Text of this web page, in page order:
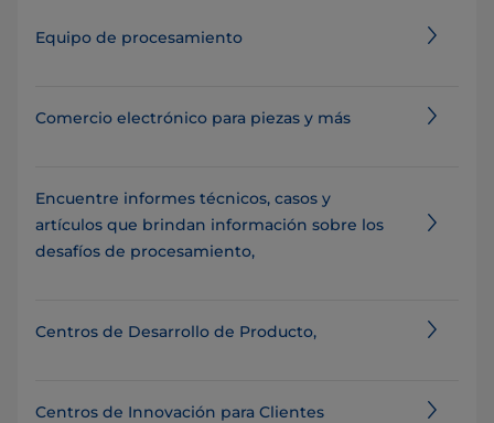
Equipo de procesamiento
Comercio electrónico para piezas y más
Encuentre informes técnicos, casos y
artículos que brindan información sobre los
desafíos de procesamiento,
Centros de Desarrollo de Producto,
Centros de Innovación para Clientes